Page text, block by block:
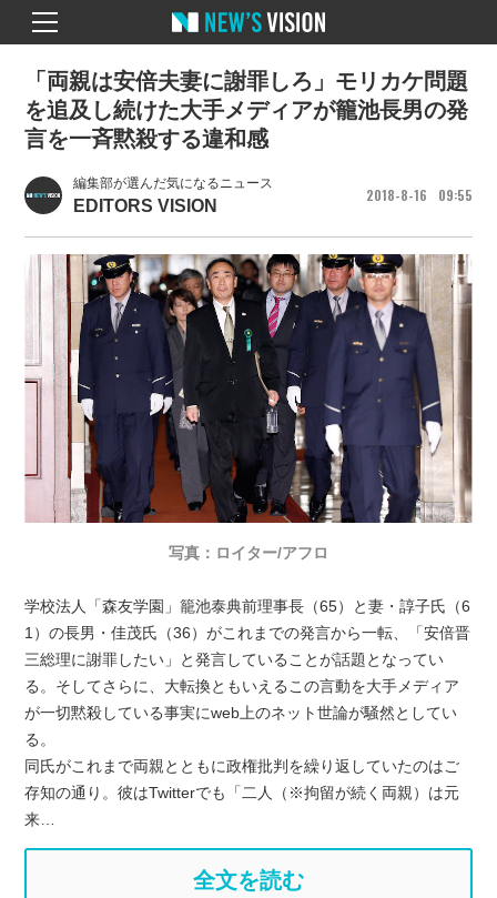
編集部が選んだ気になるニュース
EDITORS VISION
2018 8 16 09 55
「両親は安倍夫妻に謝罪しろ」モリカケ問題
を追及し続けた大手メディアが籠池長男の発
言を一斉黙殺する違和感
写真：ロイター/アフロ
学校法人「森友学園」籠池泰典前理事長（65）と妻・諄子氏（6
1）の長男・佳茂氏（36）がこれまでの発言から一転、「安倍晋
三総理に謝罪したい」と発言していることが話題となってい
る。そしてさらに、大転換ともいえるこの言動を大手メディア
が一切黙殺している事実にweb上のネット世論が騒然としてい
る。
同氏がこれまで両親とともに政権批判を繰り返していたのはご
存知の通り。彼はTwitterでも「二人（※拘留が続く両親）は元
来…
全文を読む